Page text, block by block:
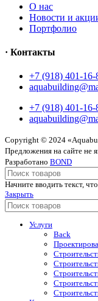
O нас
Новости и
Портфолио
· Контакты
+7 (918) 401-16-
+7 (918) 401-16-
Copyright © 2024
Предложения на сайте не
Разработано BOND
Начните вводить текст,
Закрыть
Услуги
Back